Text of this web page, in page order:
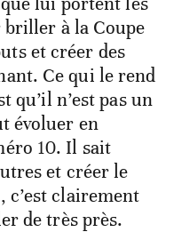
à la Coupe
et créer des
Ce qui le rend
qu’il n’est pas un
évoluer en
10. Il sait
et créer le
c’est clairement
de très près.